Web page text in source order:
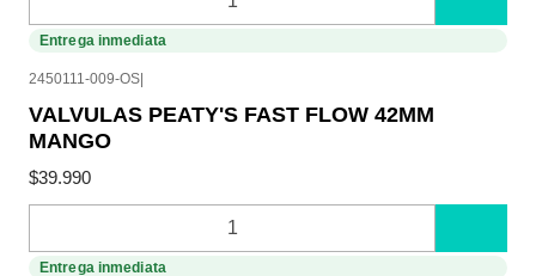
Entrega inmediata
2450111-009-OS
VALVULAS PEATY'S FAST FLOW 42MM
MANGO
$39.990
Entrega inmediata